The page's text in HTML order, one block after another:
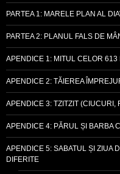
PARTEA 1: MARELE PLAN AL
PARTEA 2: PLANUL FALS DE
APENDICE 1: MITUL CELOR 613
APENDICE 2: TĂIEREA
APENDICE 3: TZITZIT (CIUCURI,
APENDICE 4: PĂRUL ȘI BARBA
APENDICE 5: SABATUL ȘI ZIUA
DIFERITE